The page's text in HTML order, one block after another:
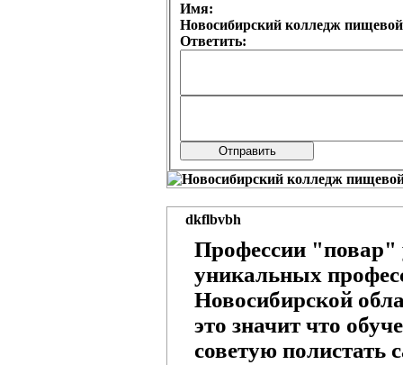
Имя:
Новосибирский колледж
Ответить:
dkflbvbh
Профессии "повар"
уникальных
Новосибирской
это значит что
советую полистать